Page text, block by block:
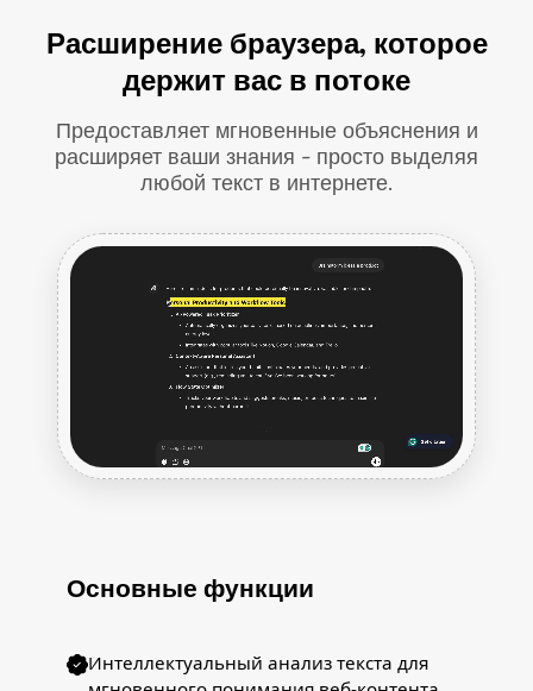
Расширение браузера, которое
держит вас в потоке
Предоставляет мгновенные объяснения и
расширяет ваши знания - просто выделяя
любой текст в интернете.
Основные функции
Интеллектуальный анализ текста для